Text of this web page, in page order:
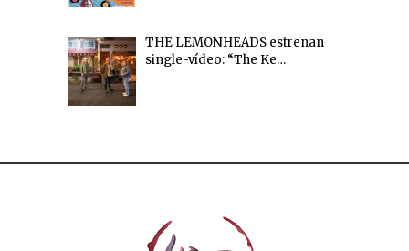
THE LEMONHEADS estrenan
single-vídeo: “The Ke…